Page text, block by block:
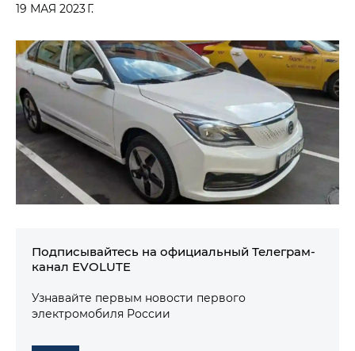
19 МАЯ 2023 Г.
Подписывайтесь на официальный Телеграм-
канал EVOLUTE
Узнавайте первым новости первого
электромобиля России